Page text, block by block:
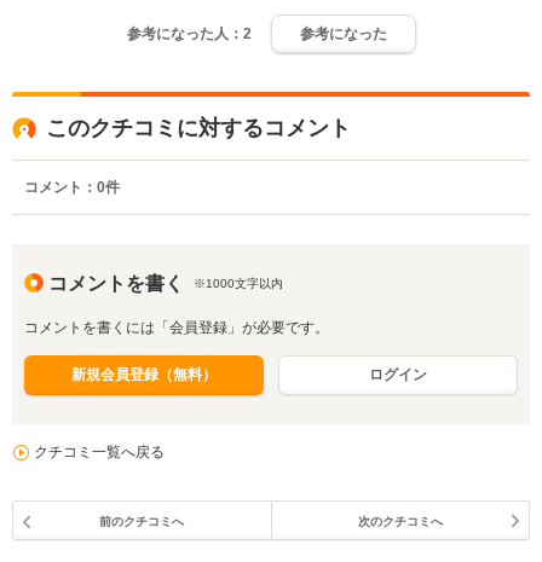
参考になった人： 2 参考になった
このクチコミに対するコメント
コメント： 0件
コメントを書く ※1000文字以内
コメントを書くには「会員登録」が必要です。
新規会員登録（無料） ログイン
クチコミ一覧へ戻る
前のクチコミへ 次のクチコミへ